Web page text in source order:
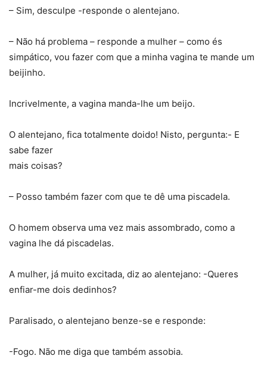
– Sim, desculpe -responde o alentejano.
– Não há problema – responde a mulher – como és
simpático, vou fazer com que a minha vagina te mande um
beijinho.
Incrivelmente, a vagina manda-lhe um beijo.
O alentejano, fica totalmente doido! Nisto, pergunta:- E
sabe fazer
mais coisas?
– Posso também fazer com que te dê uma piscadela.
O homem observa uma vez mais assombrado, como a
vagina lhe dá piscadelas.
A mulher, já muito excitada, diz ao alentejano: -Queres
enfiar-me dois dedinhos?
Paralisado, o alentejano benze-se e responde:
-Fogo. Não me diga que também assobia.